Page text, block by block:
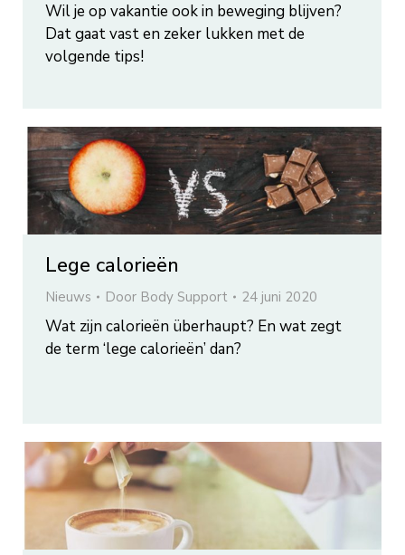
Wil je op vakantie ook in beweging blijven?
Dat gaat vast en zeker lukken met de
volgende tips!
Lege calorieën
Nieuws Door Body Support 24 juni 2020
Wat zijn calorieën überhaupt? En wat zegt
de term ‘lege calorieën’ dan?